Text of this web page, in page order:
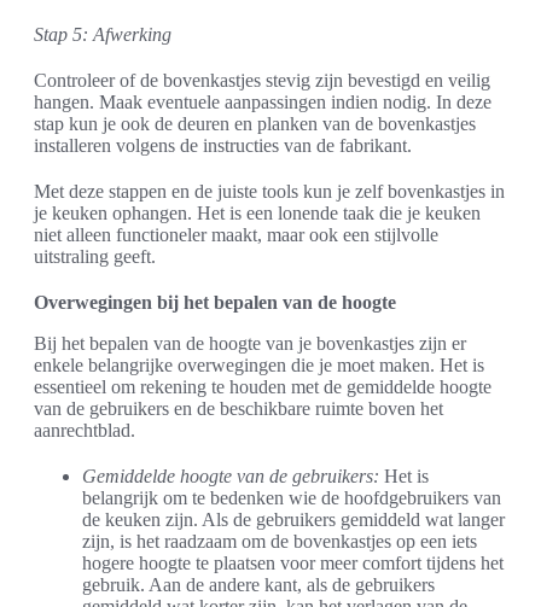
Stap 5: Afwerking
Controleer of de bovenkastjes stevig zijn bevestigd en veilig
hangen. Maak eventuele aanpassingen indien nodig. In deze
stap kun je ook de deuren en planken van de bovenkastjes
installeren volgens de instructies van de fabrikant.
Met deze stappen en de juiste tools kun je zelf bovenkastjes in
je keuken ophangen. Het is een lonende taak die je keuken
niet alleen functioneler maakt, maar ook een stijlvolle
uitstraling geeft.
Overwegingen bij het bepalen van de hoogte
Bij het bepalen van de hoogte van je bovenkastjes zijn er
enkele belangrijke overwegingen die je moet maken. Het is
essentieel om rekening te houden met de gemiddelde hoogte
van de gebruikers en de beschikbare ruimte boven het
aanrechtblad.
Gemiddelde hoogte van de gebruikers: Het is
belangrijk om te bedenken wie de hoofdgebruikers van
de keuken zijn. Als de gebruikers gemiddeld wat langer
zijn, is het raadzaam om de bovenkastjes op een iets
hogere hoogte te plaatsen voor meer comfort tijdens het
gebruik. Aan de andere kant, als de gebruikers